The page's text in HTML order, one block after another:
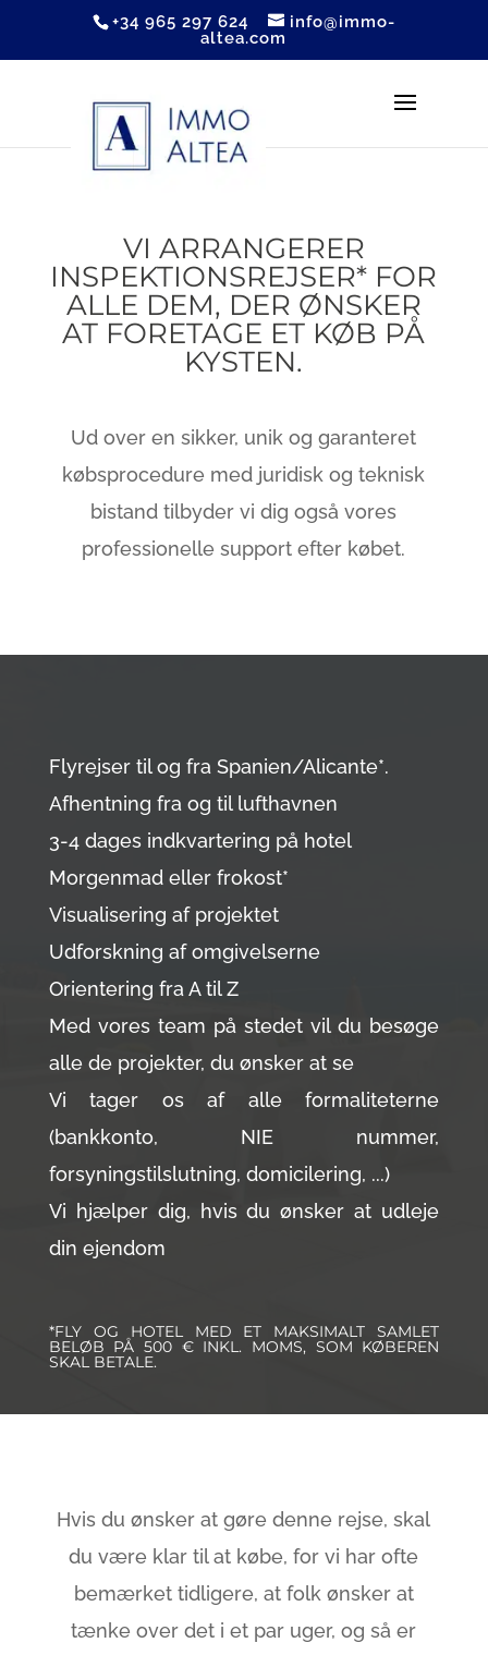
+34 965 297 624
info@immo-
altea.com
VI ARRANGERER
INSPEKTIONSREJSER* FOR
ALLE DEM, DER ØNSKER
AT FORETAGE ET KØB PÅ
KYSTEN.
Ud over en sikker, unik og garanteret
købsprocedure med juridisk og teknisk
bistand tilbyder vi dig også vores
professionelle support efter købet.
Flyrejser til og fra Spanien/Alicante*.
Afhentning fra og til lufthavnen
3-4 dages indkvartering på hotel
Morgenmad eller frokost*
Visualisering af projektet
Udforskning af omgivelserne
Orientering fra A til Z
Med vores team på stedet vil du besøge
alle de projekter, du ønsker at se
Vi tager os af alle formaliteterne
(bankkonto, NIE nummer,
forsyningstilslutning, domicilering, ...)
Vi hjælper dig, hvis du ønsker at udleje
din ejendom
*FLY OG HOTEL MED ET MAKSIMALT SAMLET
BELØB PÅ 500 € INKL. MOMS, SOM KØBEREN
SKAL BETALE.
Hvis du ønsker at gøre denne rejse, skal
du være klar til at købe, for vi har ofte
bemærket tidligere, at folk ønsker at
tænke over det i et par uger, og så er